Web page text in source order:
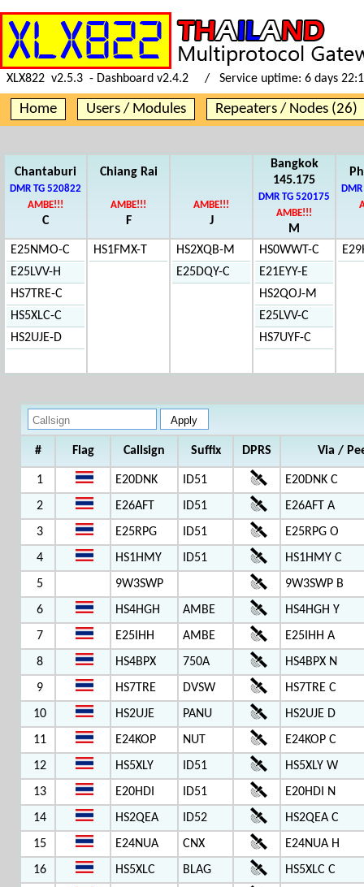
XLX822 v2.5.3 - Dashboard v2.4.2 / Service uptime: 6 days
Home Users / Modules Repeaters / Nodes (26)
Chantaburi
DMR TG 520822
AMBE!!!
C
Chiang Rai
AMBE!!!
F
AMBE!!!
J
Bangkok
145.175
DMR TG 520175
AMBE!!!
M
E25NMO-C
E25LVV-H
HS7TRE-C
HS5XLC-C
HS2UJE-D
HS1FMX-T
HS2XQB-M
E25DQY-C
HS0WWT-C
E21EYY-E
HS2QOJ-M
E25LVV-C
HS7UYF-C
# Flag Callsign Suffix DPRS Via /
1 E20DNK ID51
E20DNK C
2
E26AFT ID51
E26AFT A
3
E25RPG ID51
E25RPG O
4
HS1HMY ID51
HS1HMY C
5
9W3SWP
9W3SWP B
6
HS4HGH AMBE
HS4HGH Y
7
E25IHH AMBE
E25IHH A
8
HS4BPX 750A
HS4BPX N
9
HS7TRE DVSW
HS7TRE C
10
HS2UJE PANU
HS2UJE D
11
E24KOP NUT
E24KOP C
12
HS5XLY ID51
HS5XLY W
13
E20HDI ID51
E20HDI N
14
HS2QEA ID52
HS2QEA C
15
E24NUA CNX
E24NUA H
16
HS5XLC BLAG
HS5XLC C